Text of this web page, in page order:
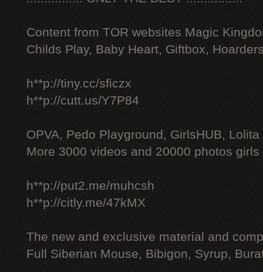
Content from TOR websites Magic
Childs Play, Baby Heart, Giftbox,
h**p://tiny.cc/sficzx
h**p://cutt.us/Y7P84
OPVA, Pedo Playground, GirlsHUB, Lolita
More 3000 videos and 20000 photos
h**p://put2.me/muhcsh
h**p://citly.me/47kMX
The new and exclusive material and
Full Siberian Mouse, Bibigon, Syrup,